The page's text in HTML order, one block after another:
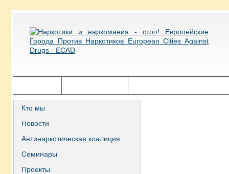
Кто мы
Новости
Антинаркотическая коалиция
Семинары
Проекты